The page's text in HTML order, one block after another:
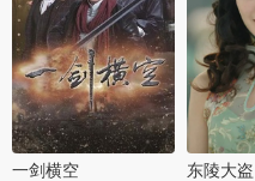
一剑横空 东陵大盗